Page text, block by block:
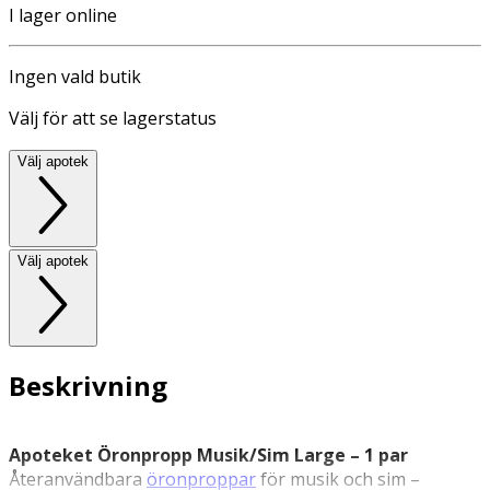
I lager online
Ingen vald butik
Välj för att se lagerstatus
Välj apotek
Välj apotek
Beskrivning
Apoteket Öronpropp Musik/Sim Large – 1 par
Återanvändbara öronpropparför musik och sim –